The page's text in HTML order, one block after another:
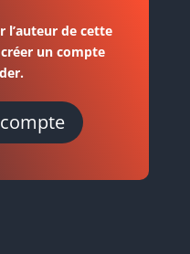
l’auteur de cette
un compte